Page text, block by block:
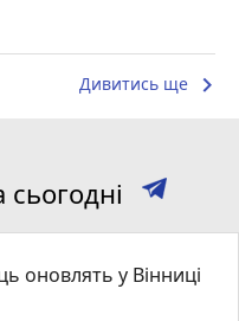
Дивитись ще keyboard_arrow_right
оновлять у Вінниці